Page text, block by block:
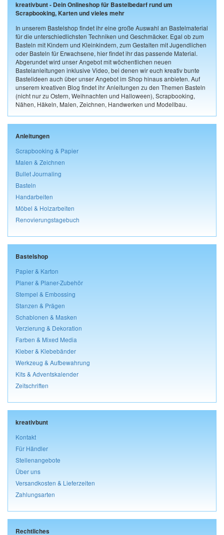
kreativbunt - Dein Onlineshop für Bastelbedarf rund um
Scrapbooking, Karten und vieles mehr
In unserem Bastelshop findet ihr eine große Auswahl an Bastelmaterial
für die unterschiedlichsten Techniken und Geschmäcker. Egal ob zum
Basteln mit Kindern und Kleinkindern, zum Gestalten mit Jugendlichen
oder Basteln für Erwachsene, hier findet ihr das passende Material.
Abgerundet wird unser Angebot mit wöchentlichen neuen
Bastelanleitungen inklusive Video, bei denen wir euch kreativ bunte
Bastelideen auch über unser Angebot im Shop hinaus anbieten. Auf
unserem kreativen Blog findet ihr Anleitungen zu den Themen Basteln
(nicht nur zu Ostern, Weihnachten und Halloween), Scrapbooking,
Nähen, Häkeln, Malen, Zeichnen, Handwerken und Modellbau.
Anleitungen
Scrapbooking & Papier
Malen & Zeichnen
Bullet Journaling
Basteln
Handarbeiten
Möbel & Holzarbeiten
Renovierungstagebuch
Bastelshop
Papier & Karton
Planer & Planer-Zubehör
Stempel & Embossing
Stanzen & Prägen
Schablonen & Masken
Verzierung & Dekoration
Farben & Mixed Media
Kleber & Klebebänder
Werkzeug & Aufbewahrung
Kits & Adventskalender
Zeitschriften
kreativbunt
Kontakt
Für Händler
Stellenangebote
Über uns
Versandkosten & Lieferzeiten
Zahlungsarten
Rechtliches